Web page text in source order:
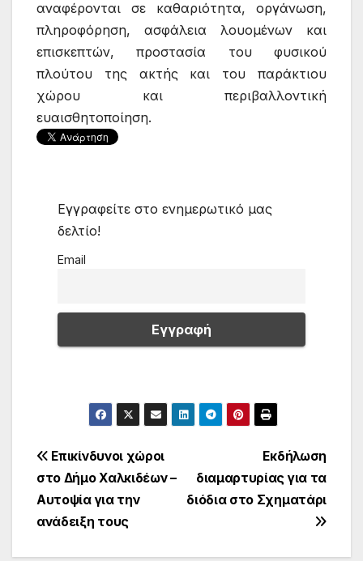
αναφέρονται σε καθαριότητα, οργάνωση,
πληροφόρηση, ασφάλεια λουομένων και
επισκεπτών, προστασία του φυσικού
πλούτου της ακτής και του παράκτιου
χώρου και περιβαλλοντική
ευαισθητοποίηση.
Εγγραφείτε στο ενημερωτικό μας
δελτίο!
Email
Πλοήγηση
άρθρων
Εκδήλωση
διαμαρτυρίας για τα
διόδια στο Σχηματάρι
Επικίνδυνοι χώροι
στο Δήμο Χαλκιδέων –
Αυτοψία για την
ανάδειξη τους